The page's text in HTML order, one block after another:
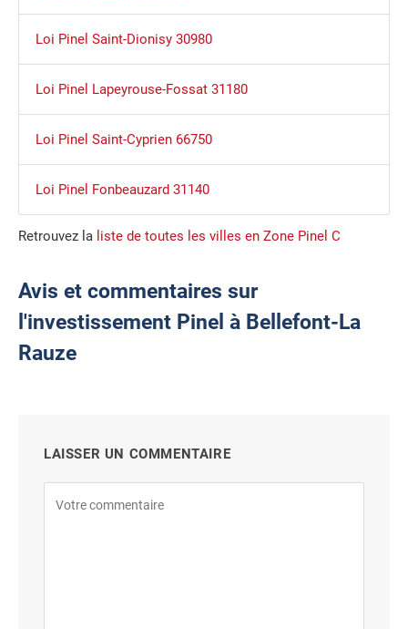
Loi Pinel Saint-Dionisy 30980
Loi Pinel Lapeyrouse-Fossat 31180
Loi Pinel Saint-Cyprien 66750
Loi Pinel Fonbeauzard 31140
Retrouvez la liste de toutes les villes en Zone Pinel C
Avis et commentaires sur
l'investissement Pinel à Bellefont-La
Rauze
LAISSER UN COMMENTAIRE